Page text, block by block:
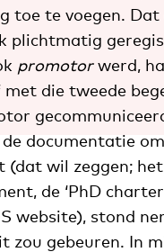
toe te voegen. Dat
plichtmatig
promotorwerd,
die tweede
de documentatie
wil zeggen; het
de ‘PhD
website), stond
zou gebeuren. In